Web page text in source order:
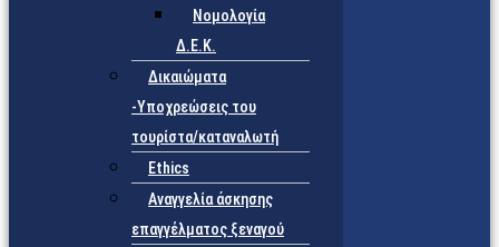
Νομολογία
Δ.Ε.Κ.
Δικαιώματα
-Υποχρεώσεις του
τουρίστα/καταναλωτή
Ethics
Αναγγελία άσκησης
επαγγέλματος ξεναγού